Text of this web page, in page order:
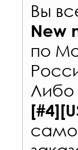
Вы
New
по
Либо